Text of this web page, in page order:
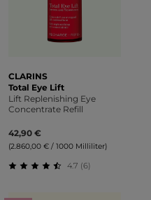
CLARINS
Total Eye Lift
Lift Replenishing Eye
Concentrate Refill
42,90 €
(2.860,00 € / 1000 Milliliter)
4.7 (6)